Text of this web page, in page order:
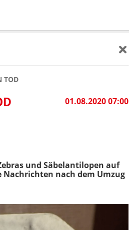
TOD
01.08.2020 07:00
und Säbelantilopen auf
Nachrichten nach dem Umzug